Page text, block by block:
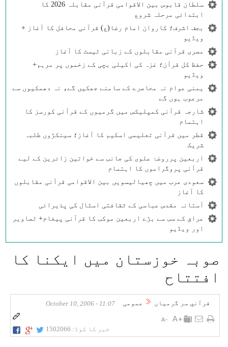
سلطان قابوس بین الاقوامی قرآنی مقابلہ 2026 کا
ابتدائی مرحلہ شروع
بجف اشرف؛ کاروان امام رضا(ع) قرآنی محافل کا آغاز +
ویڈیو
مصری قرآنی مقابلوں کے زبانی ٹیسٹ کا آغاز
حفظ کل قرآن؛ غزہ کی اکیلی بچی کے زخموں پر مرہم+
ویڈیو
یمنی عوام نہ محاصرے کے سامنے جھکیں گے، نہ دھمکیوں سے
مرعوب ہوں گے
شارجہ قرآنی کمپلیکس میں گرمیوں کے قرآنی کورسز کا
اہتمام
قطر میں قرآنی تعلیمی اسکیم کا آغاز؛ سینکڑوں طلبہ
شریک
اربعین پرروضۂ علوی کی جانب سے خواتین زائرین کے لیے
قرآنی پروگراموں کا اہتمام
سعودی عرب میں چھیالیسویں بین الاقوامی قرآنی مقابلوں
کا آغاز
آستانہ مقدس عباسی کے ثقافتی اسٹال کی پذیرائی
عراق کے سب سے بڑے اربعین موکب کا قرآنی پیغام+ ٹصاویر
اور ویڈیو
صوبہ خوزستان میں ايكنا كا
افتتاح
قرآني سر گرمياں عمومی 11:07 - October 10, 2006
خبر کا کوڈ: 1502066